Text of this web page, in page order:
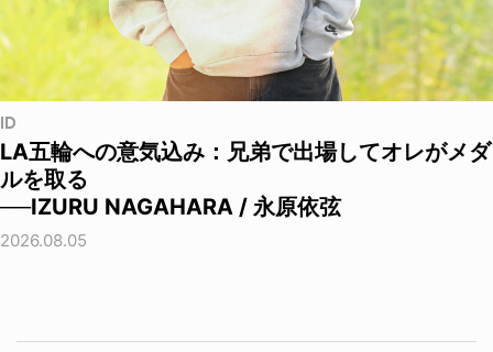
ID
LA五輪への意気込み：兄弟で出場してオレがメダ
ルを取る
──IZURU NAGAHARA / 永原依弦
2026.08.05